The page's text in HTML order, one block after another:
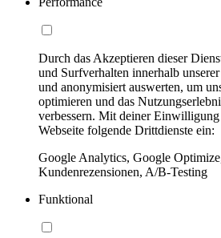
Durch das Akzeptieren dieser
und Surfverhalten innerhalb
und anonymisiert auswerten, um
optimieren und das
verbessern. Mit deiner
Webseite folgende Drittdienste ein:
Google Analytics, Google
Kundenrezensionen, A/B-Testing
Funktional